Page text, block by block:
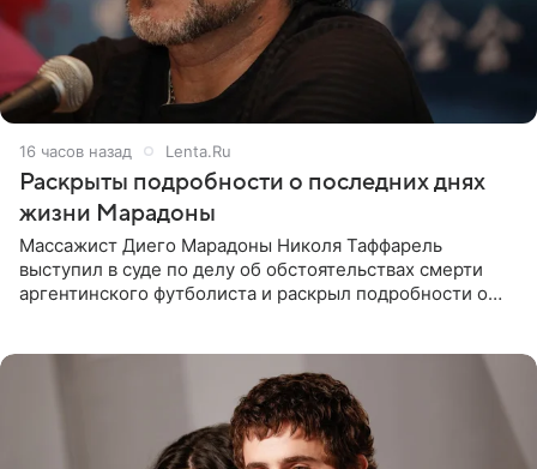
16 часов назад Lenta.Ru
Раскрыты подробности о последних днях
жизни Марадоны
Массажист Диего Марадоны Николя Таффарель
выступил в суде по делу об обстоятельствах смерти
аргентинского футболиста и раскрыл подробности о